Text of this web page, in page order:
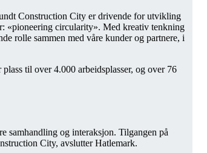
Construction City er drivende for utvikling
«pioneering circularity». Med kreativ tenkning
rolle sammen med våre kunder og partnere, i
til over 4.000 arbeidsplasser, og over 76
samhandling og interaksjon. Tilgangen på
City, avslutter Hatlemark.